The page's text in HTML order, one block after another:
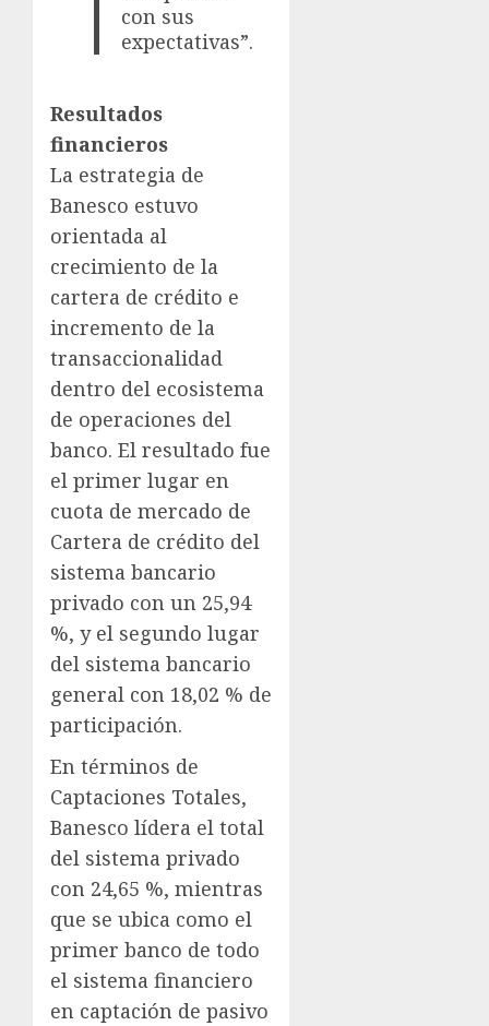
con sus
expectativas”.
Resultados
financieros
La estrategia de
Banesco estuvo
orientada al
crecimiento de la
cartera de crédito e
incremento de la
transaccionalidad
dentro del ecosistema
de operaciones del
banco. El resultado fue
el primer lugar en
cuota de mercado de
Cartera de crédito del
sistema bancario
privado con un 25,94
%, y el segundo lugar
del sistema bancario
general con 18,02 % de
participación.
En términos de
Captaciones Totales,
Banesco lídera el total
del sistema privado
con 24,65 %, mientras
que se ubica como el
primer banco de todo
el sistema financiero
en captación de pasivo